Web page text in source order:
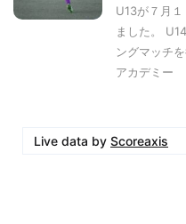
U13が７月
ました。
ングマッチ
アカデミー
Live data by Scoreaxis